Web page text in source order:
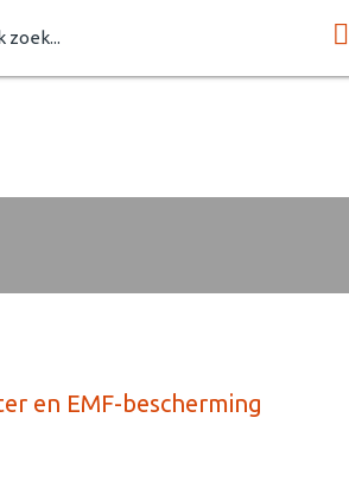
zoek...
en EMF-bescherming